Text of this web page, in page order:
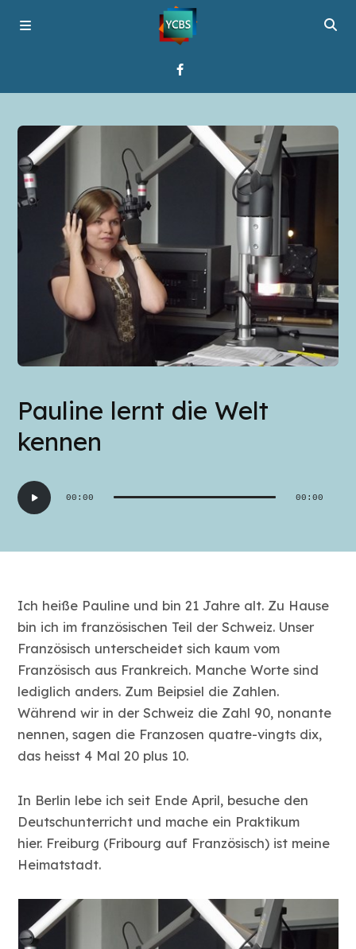
Programme
Über YCBS
Media Bridges
Pauline lernt die Welt
kennen
Audio-
Player
00:00 00:00
Ich heiße Pauline und bin 21 Jahre alt. Zu Hause
bin ich im französischen Teil der Schweiz. Unser
Französisch unterscheidet sich kaum vom
Französisch aus Frankreich. Manche Worte sind
lediglich anders. Zum Beipsiel die Zahlen.
Während wir in der Schweiz die Zahl 90, nonante
nennen, sagen die Franzosen quatre-vingts dix,
das heisst 4 Mal 20 plus 10.
In Berlin lebe ich seit Ende April, besuche den
Deutschunterricht und mache ein Praktikum
hier. Freiburg (Fribourg auf Französisch) ist meine
Heimatstadt.